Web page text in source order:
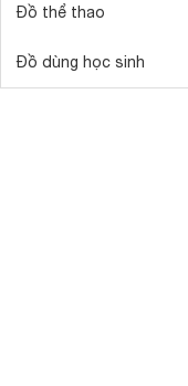
Đồ thể thao
Đồ dùng học sinh